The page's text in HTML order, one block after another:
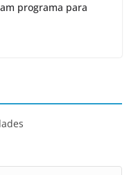
programa para